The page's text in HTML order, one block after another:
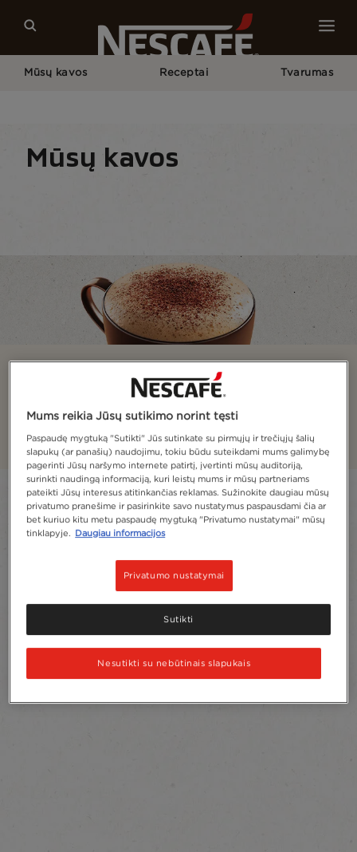
Mūsų kavos Receptai Tvarumas
Mūsų kavos
Kapučinas
gardi puta.
Filter
4 Produktai Sort:
Mums reikia Jūsų sutikimo norint tęsti
Paspaudę mygtuką "Sutikti" Jūs sutinkate su pirmųjų ir trečiųjų šalių
slapukų (ar panašių) naudojimu, tokiu būdu suteikdami mums galimybę
pagerinti Jūsų naršymo internete patirtį, įvertinti mūsų auditoriją,
surinkti naudingą informaciją, kuri leistų mums ir mūsų partneriams
pateikti Jūsų interesus atitinkančias reklamas. Sužinokite daugiau mūsų
privatumo pranešime ir pasirinkite savo nustatymus paspausdami čia ar
bet kuriuo kitu metu paspaudę mygtuką "Privatumo nustatymai" mūsų
tinklapyje. Daugiau informacijos
Privatumo nustatymai
Nesutikti su nebūtinais slapukais
Sutikti